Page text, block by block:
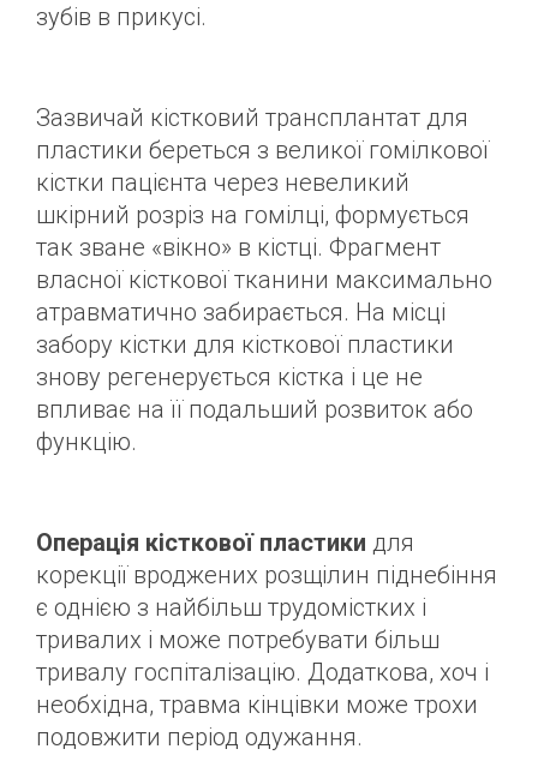
зубів в прикусі.
Зазвичай кістковий трансплантат для
пластики береться з великої гомілкової
кістки пацієнта через невеликий
шкірний розріз на гомілці, формується
так зване «вікно» в кістці. Фрагмент
власної кісткової тканини максимально
атравматично забирається. На місці
забору кістки для кісткової пластики
знову регенерується кістка і це не
впливає на її подальший розвиток або
функцію.
Операція кісткової пластики для
корекції вроджених розщілин піднебіння
є однією з найбільш трудомістких і
тривалих і може потребувати більш
тривалу госпіталізацію. Додаткова, хоч і
необхідна, травма кінцівки може трохи
подовжити період одужання.